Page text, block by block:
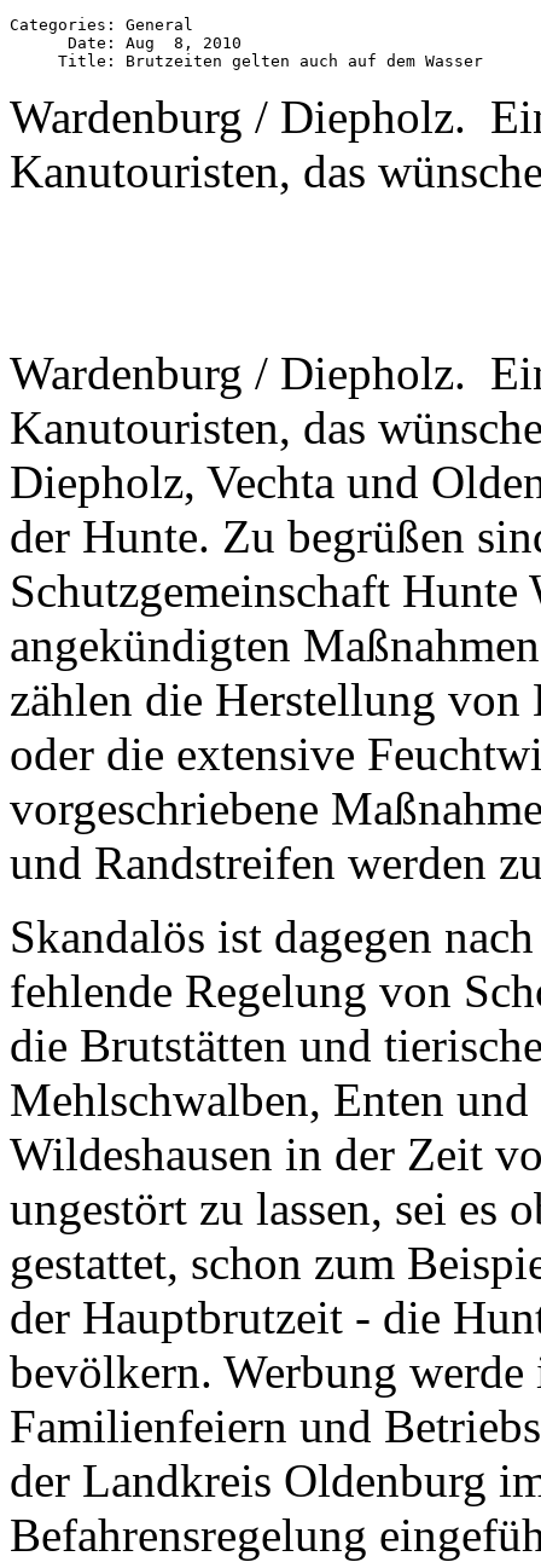
Categories: General
      Date: Aug  8, 2010
Wardenburg / Diepholz.
Kanutouristen, das
Wardenburg / Diepholz.
Kanutouristen, das
Diepholz, Vechta und
der Hunte. Zu begrüßen
Schutzgemeinschaft Hunte
angekündigten
zählen die Herstellung
oder die extensive
vorgeschriebene
und Randstreifen werden
Skandalös ist dagegen
fehlende Regelung von
die Brutstätten und
Mehlschwalben, Enten
Wildeshausen in der Zeit
ungestört zu lassen, sei es
gestattet, schon zum
der Hauptbrutzeit - die
bevölkern. Werbung
Familienfeiern und
der Landkreis Oldenburg
Befahrensregelung